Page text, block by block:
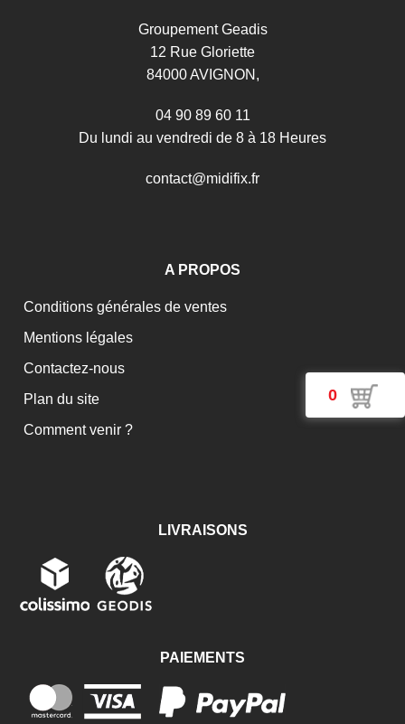
0
Groupement Geadis
12 Rue Gloriette
84000 AVIGNON,
04 90 89 60 11
Du lundi au vendredi de 8 à 18 Heures
contact@midifix.fr
A PROPOS
Conditions générales de ventes
Mentions légales
Contactez-nous
Plan du site
Comment venir ?
LIVRAISONS
PAIEMENTS